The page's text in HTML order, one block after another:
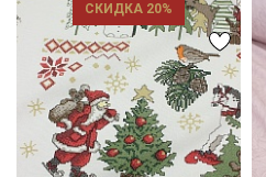
СКИДКА 20%